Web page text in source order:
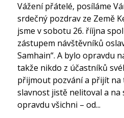
Vážení přátelé, posíláme
srdečný pozdrav ze Země
jsme v sobotu 26. řííjna
zástupem návštěvníků
Samhain“. A bylo opravdu
takže nikdo z účastníků
přijmout pozvání a přijít na
slavnost jistě nelitoval a na
opravdu všichni – od...